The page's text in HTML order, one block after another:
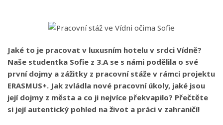
Jaké to je pracovat v luxusním hotelu v srdci Vídně?
Naše studentka Sofie z 3.A se s námi podělila o své
první dojmy a zážitky z pracovní stáže v rámci projektu
ERASMUS+. Jak zvládla nové pracovní úkoly, jaké jsou
její dojmy z města a co ji nejvíce překvapilo? Přečtěte
si její autentický pohled na život a práci v zahraničí!